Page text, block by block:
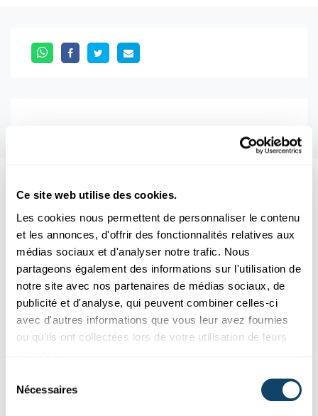
Ce site web utilise des cookies.
Les cookies nous permettent de personnaliser le contenu
et les annonces, d'offrir des fonctionnalités relatives aux
médias sociaux et d'analyser notre trafic. Nous
partageons également des informations sur l'utilisation de
notre site avec nos partenaires de médias sociaux, de
publicité et d'analyse, qui peuvent combiner celles-ci
avec d'autres informations que vous leur avez fournies
ou qu'ils ont collectées lors de votre utilisation de leurs
Nécessaires
Aussi intéréssant
FORSCHUNG